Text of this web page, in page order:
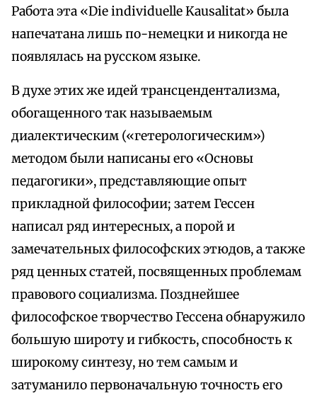
Работа эта «Die individuelle Kausalitat» была
напечатана лишь по-немецки и никогда не
появлялась на русском языке.
В духе этих же идей трансцендентализма,
обогащенного так называемым
диалектическим («гетерологическим»)
методом были написаны его «Основы
педагогики», представляющие опыт
прикладной философии; затем Гессен
написал ряд интересных, а порой и
замечательных философских этюдов, а также
ряд ценных статей, посвященных проблемам
правового социализма. Позднейшее
философское творчество Гессена обнаружило
большую широту и гибкость, способность к
широкому синтезу, но тем самым и
затуманило первоначальную точность его